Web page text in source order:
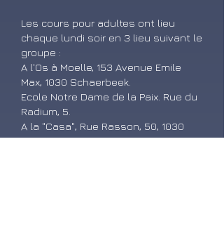
Les cours pour adultes ont lieu
chaque lundi soir en 3 lieu suivant le
groupe :
A l'Os à Moelle, 153 Avenue Emile
Max, 1030 Schaerbeek.
Ecole Notre Dame de la Paix. Rue du
Radium, 5.
A la "Casa", Rue Rasson, 50, 1030
Schaerbeek.